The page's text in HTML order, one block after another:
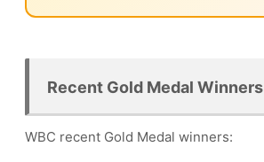
Recent Gold Medal Winners
WBC recent Gold Medal winners: